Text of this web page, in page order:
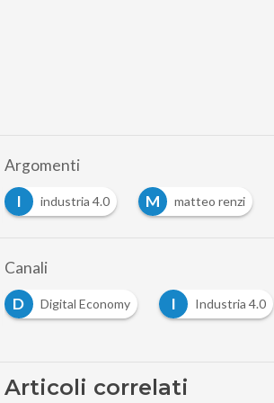
Argomenti
I
industria 4.0 M matteo renzi
Canali
D
Digital Economy I Industria 4.0
Articoli correlati